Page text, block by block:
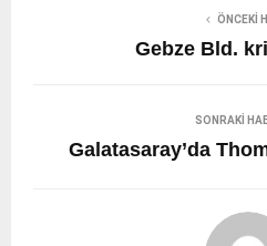
ÖNCEKI
Gebze Bld.
SONRAKI
Galatasaray’da